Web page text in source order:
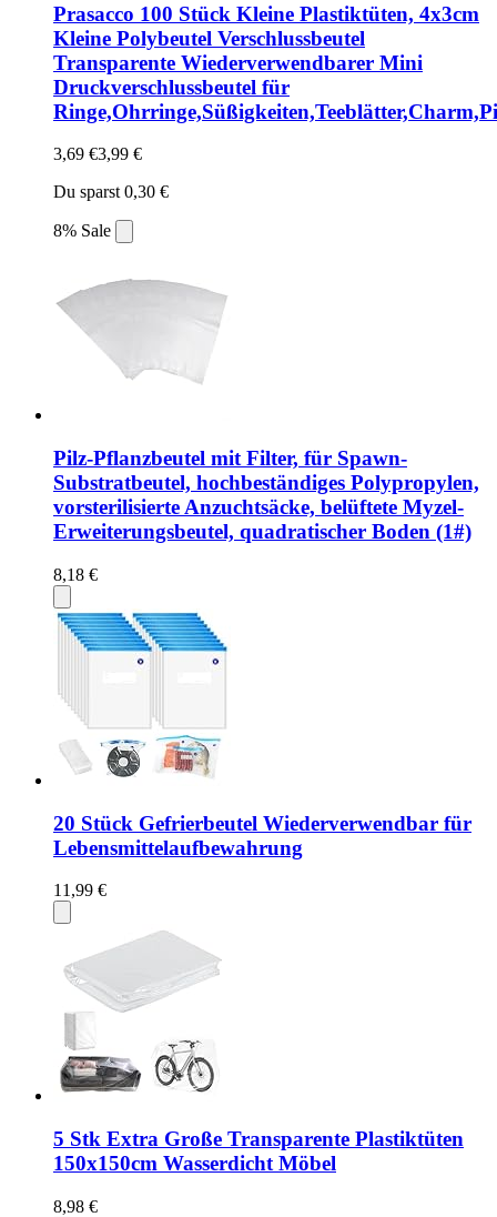
Prasacco 100 Stück Kleine Plastiktüten, 4x3cm
Kleine Polybeutel Verschlussbeutel
Transparente Wiederverwendbarer Mini
Druckverschlussbeutel für
3,69 €3,99 €
Du sparst 0,30 €
8% Sale
Pilz-Pflanzbeutel mit Filter, für Spawn-
Substratbeutel, hochbeständiges Polypropylen,
vorsterilisierte Anzuchtsäcke, belüftete Myzel-
Erweiterungsbeutel, quadratischer Boden (1#)
8,18 €
20 Stück Gefrierbeutel Wiederverwendbar für
Lebensmittelaufbewahrung
11,99 €
5 Stk Extra Große Transparente Plastiktüten
150x150cm Wasserdicht Möbel
8,98 €